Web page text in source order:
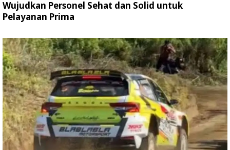
Wujudkan Personel Sehat dan Solid untuk
Pelayanan Prima